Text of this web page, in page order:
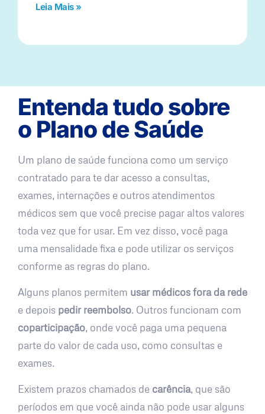
Leia Mais »
Entenda tudo sobre
o Plano de Saúde
Um plano de saúde funciona como um serviço
contratado para te dar acesso a consultas,
exames, internações e outros atendimentos
médicos sem que você precise pagar altos valores
toda vez que for usar. Em vez disso, você paga
uma mensalidade fixa e pode utilizar os serviços
conforme as regras do plano.
Alguns planos permitem usar médicos fora da rede
e depois pedir reembolso. Outros funcionam com
coparticipação, onde você paga uma pequena
parte do valor de cada uso, como consultas e
exames.
Existem prazos chamados de carência, que são
períodos em que você ainda não pode usar alguns